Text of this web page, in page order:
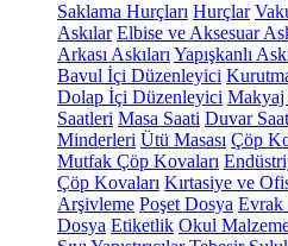
Saklama Hurçları Hurçlar
Askılar Elbise ve Aksesuar
Arkası Askıları Yapışkanlı
Bavul İçi Düzenleyici
Dolap İçi Düzenleyici Makyaj
Saatleri Masa Saati Duvar
Minderleri Ütü Masası Çöp
Mutfak Çöp Kovaları
Çöp Kovaları Kırtasiye ve
Arşivleme Poşet Dosya Evrak
Dosya Etiketlik Okul